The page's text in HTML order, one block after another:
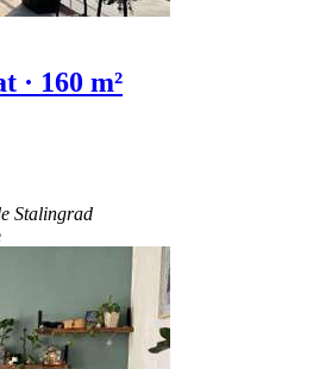
· 160 m²
Stalingrad